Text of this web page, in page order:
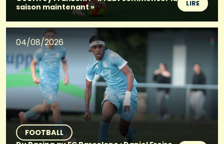
saison maintenant »
LIRE
04/08/2026
FOOTBALL